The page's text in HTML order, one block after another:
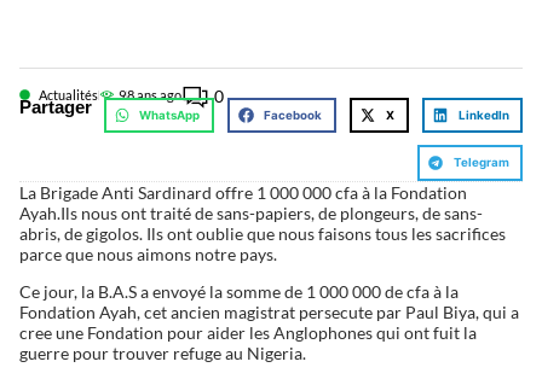
Actualités 98 ans ago 0
Partager WhatsApp Facebook X LinkedIn
Telegram
La Brigade Anti Sardinard offre 1 000 000 cfa à la Fondation
Ayah.Ils nous ont traité de sans-papiers, de plongeurs, de sans-
abris, de gigolos. Ils ont oublie que nous faisons tous les sacrifices
parce que nous aimons notre pays.
Ce jour, la B.A.S a envoyé la somme de 1 000 000 de cfa à la
Fondation Ayah, cet ancien magistrat persecute par Paul Biya, qui a
cree une Fondation pour aider les Anglophones qui ont fuit la
guerre pour trouver refuge au Nigeria.